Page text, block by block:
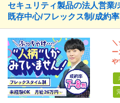
セキュリティ製品の法人営業
既存中心/フレックス制/成約
ー
や